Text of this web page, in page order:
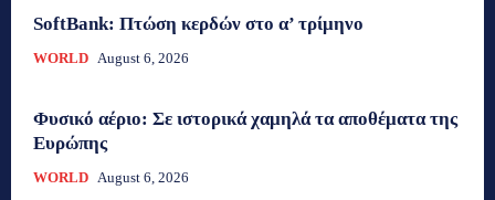
SoftBank: Πτώση κερδών στο α’ τρίμηνο
WORLD August 6, 2026
Φυσικό αέριο: Σε ιστορικά χαμηλά τα αποθέματα της
Ευρώπης
WORLD August 6, 2026